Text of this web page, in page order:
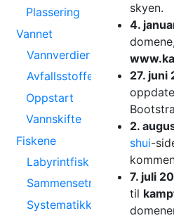
Plassering
Vannet
Vannverdier
Avfallsstoffer
Oppstart
Vannskifte
Fiskene
Labyrintfisk
Sammensetning
Systematikk
skyen.
4.
27. juni
2.
shui-
7. juli
til